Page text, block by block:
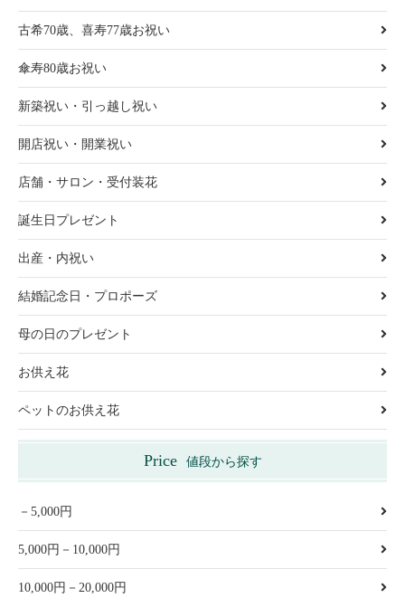
古希70歳、喜寿77歳お祝い
傘寿80歳お祝い
新築祝い・引っ越し祝い
開店祝い・開業祝い
店舗・サロン・受付装花
誕生日プレゼント
出産・内祝い
結婚記念日・プロポーズ
母の日のプレゼント
お供え花
ペットのお供え花
Price 値段から探す
－5,000円
5,000円－10,000円
10,000円－20,000円